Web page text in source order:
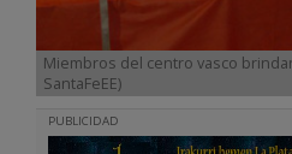
Miembros del centro vasco
SantaFeEE)
PUBLICIDAD